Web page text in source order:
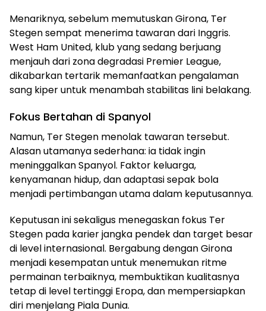
Menariknya, sebelum memutuskan Girona, Ter
Stegen sempat menerima tawaran dari Inggris.
West Ham United, klub yang sedang berjuang
menjauh dari zona degradasi Premier League,
dikabarkan tertarik memanfaatkan pengalaman
sang kiper untuk menambah stabilitas lini belakang.
Fokus Bertahan di Spanyol
Namun, Ter Stegen menolak tawaran tersebut.
Alasan utamanya sederhana: ia tidak ingin
meninggalkan Spanyol. Faktor keluarga,
kenyamanan hidup, dan adaptasi sepak bola
menjadi pertimbangan utama dalam keputusannya.
Keputusan ini sekaligus menegaskan fokus Ter
Stegen pada karier jangka pendek dan target besar
di level internasional. Bergabung dengan Girona
menjadi kesempatan untuk menemukan ritme
permainan terbaiknya, membuktikan kualitasnya
tetap di level tertinggi Eropa, dan mempersiapkan
diri menjelang Piala Dunia.